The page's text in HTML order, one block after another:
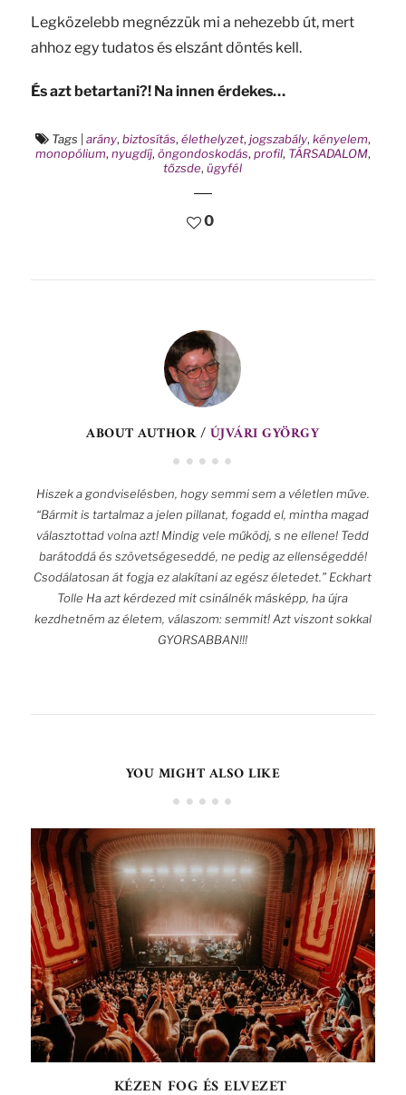
Legközelebb megnézzük mi a nehezebb út, mert
ahhoz egy tudatos és elszánt döntés kell.
És azt betartani?! Na innen érdekes…
Tags arány, biztosítás, élethelyzet, jogszabály, kényelem,
monopólium, nyugdíj, öngondoskodás, profil, TÁRSADALOM,
tőzsde,ügyfél
0
ABOUT AUTHOR /ÚJVÁRI GYÖRGY
Hiszek a gondviselésben, hogy semmi sem a véletlen műve.
“Bármit is tartalmaz a jelen pillanat, fogadd el, mintha magad
választottad volna azt! Mindig vele működj, s ne ellene! Tedd
barátoddá és szövetségeseddé, ne pedig az ellenségeddé!
Csodálatosan át fogja ez alakítani az egész életedet.” Eckhart
Tolle Ha azt kérdezed mit csinálnék másképp, ha újra
kezdhetném az életem, válaszom: semmit! Azt viszont sokkal
GYORSABBAN!!!
YOU MIGHT ALSO LIKE
KÉZEN FOG ÉS ELVEZET